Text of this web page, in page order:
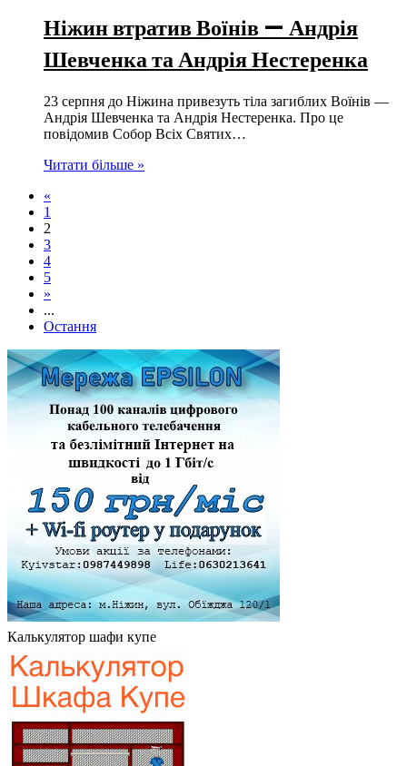
Ніжин втратив Воїнів — Андрія
Шевченка та Андрія Нестеренка
23 серпня до Ніжина привезуть тіла загиблих Воїнів —
Андрія Шевченка та Андрія Нестеренка. Про це
повідомив Собор Всіх Святих…
Читати більше »
«
1
2
3
4
5
»
...
Остання
Калькулятор шафи купе